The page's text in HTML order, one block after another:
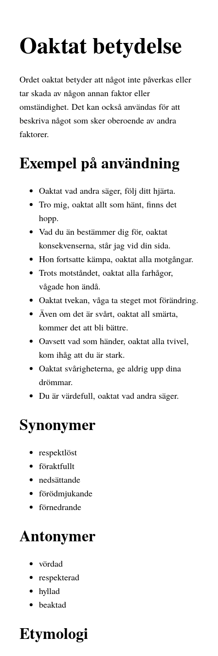
Oaktat betydelse
Ordet oaktat betyder att något inte påverkas eller
tar skada av någon annan faktor eller
omständighet. Det kan också användas för att
beskriva något som sker oberoende av andra
faktorer.
Exempel på användning
Oaktat vad andra säger, följ ditt hjärta.
Tro mig, oaktat allt som hänt, finns det
hopp.
Vad du än bestämmer dig för, oaktat
konsekvenserna, står jag vid din sida.
Hon fortsatte kämpa, oaktat alla motgångar.
Trots motståndet, oaktat alla farhågor,
vågade hon ändå.
Oaktat tvekan, våga ta steget mot förändring.
Även om det är svårt, oaktat all smärta,
kommer det att bli bättre.
Oavsett vad som händer, oaktat alla tvivel,
kom ihåg att du är stark.
Oaktat svårigheterna, ge aldrig upp dina
drömmar.
Du är värdefull, oaktat vad andra säger.
Synonymer
respektlöst
föraktfullt
nedsättande
förödmjukande
förnedrande
Antonymer
vördad
respekterad
hyllad
beaktad
Etymologi